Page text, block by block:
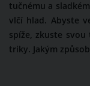
tučnému a
vlčí hlad. Abyste
spíže, zkuste
triky. Jakým